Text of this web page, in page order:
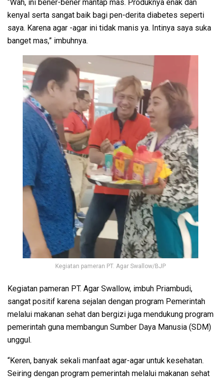
“Wah, ini bener-bener mantap mas. Produknya enak dan
kenyal serta sangat baik bagi pen-derita diabetes seperti
saya. Karena agar -agar ini tidak manis ya. Intinya saya suka
banget mas,” imbuhnya.
Kegiatan pameran PT. Agar Swallow/BJP
Kegiatan pameran PT. Agar Swallow, imbuh Priambudi,
sangat positif karena sejalan dengan program Pemerintah
melalui makanan sehat dan bergizi juga mendukung program
pemerintah guna membangun Sumber Daya Manusia (SDM)
unggul.
“Keren, banyak sekali manfaat agar-agar untuk kesehatan.
Seiring dengan program pemerintah melalui makanan sehat